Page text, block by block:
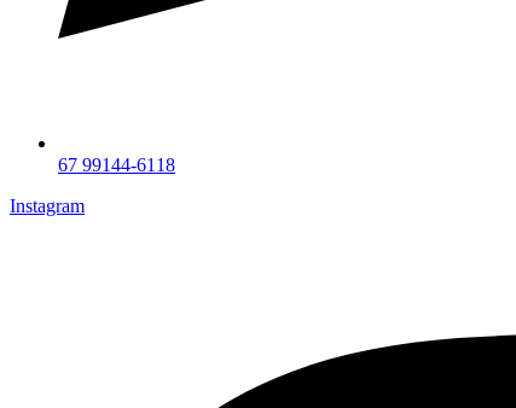
67 99144-6118
Instagram